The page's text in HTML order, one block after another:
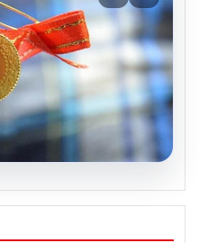
2026: Altın
Gram, çeyrek,